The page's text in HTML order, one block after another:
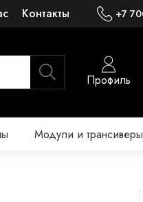
Контакты +7
Профиль
Модули и трансиверы